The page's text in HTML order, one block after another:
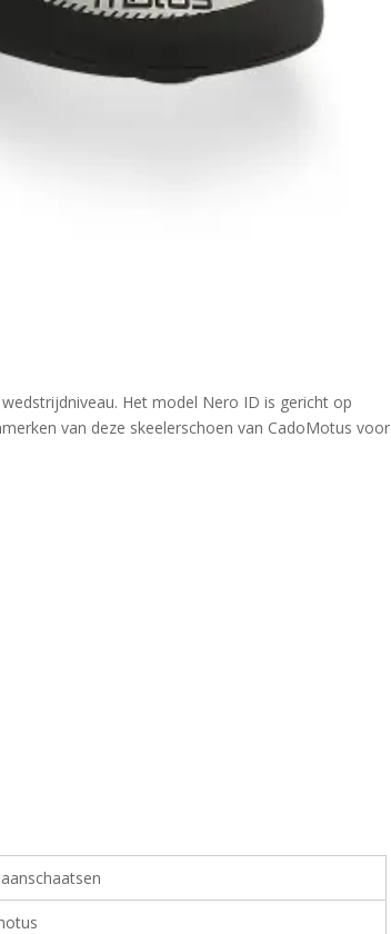
Het model Nero ID is gericht op
van deze skeelerschoen van CadoMotus voor